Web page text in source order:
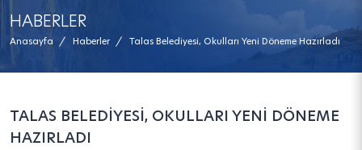
HABERLER
Anasayfa / Haberler / Talas Belediyesi, Okulları Yeni Döneme Hazırladı
TALAS BELEDİYESİ, OKULLARI YENİ DÖNEME
HAZIRLADI